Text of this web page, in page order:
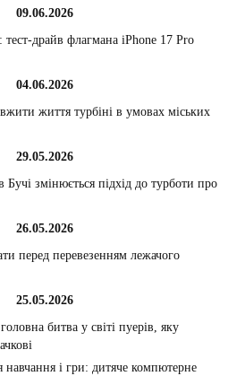
09.06.2026
драйв флагмана iPhone 17 Pro
04.06.2026
життя турбіні в умовах міських
29.05.2026
Бучі змінюється підхід до турботи про
26.05.2026
перед перевезенням лежачого
25.05.2026
битва у світі пуерів, яку
навчання і гри: дитяче компютерне